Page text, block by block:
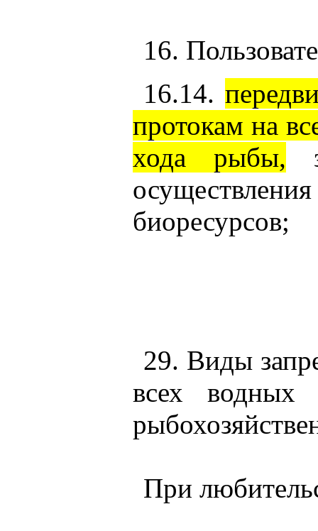
16.
16.14.
протокам на
хода рыбы,
биоресурсов;
29. Виды
всех водных
При